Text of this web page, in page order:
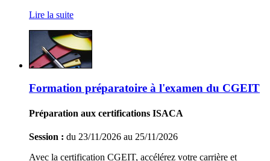
Lire la suite
Formation préparatoire à l'examen du CGEIT
Préparation aux certifications ISACA
Session : du 23/11/2026 au 25/11/2026
Avec la certification CGEIT, accélérez votre carrière et